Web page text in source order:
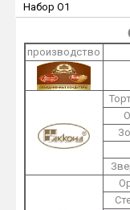
Набор O1
производство